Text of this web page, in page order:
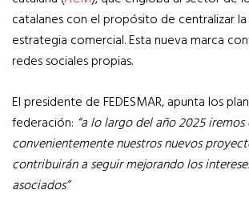
catalanes con el propósito de centralizar
estrategia comercial. Esta nueva marca
redes sociales propias.
El presidente de FEDESMAR, apunta los
federación: “a lo largo del año 2025
convenientemente nuestros nuevos
contribuirán a seguir mejorando los
asociados”